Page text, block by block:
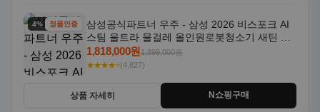
4% 할인정품인증
삼성공식파트너 우주 - 삼성 2026 비스포크 AI
스팀 울트라 물걸레 올인원로봇청소기 새틴 그
레이지 AAG
1,818,000원1,899,000원
★★★★⭐(4,827)
상품 자세히 N쇼핑구매